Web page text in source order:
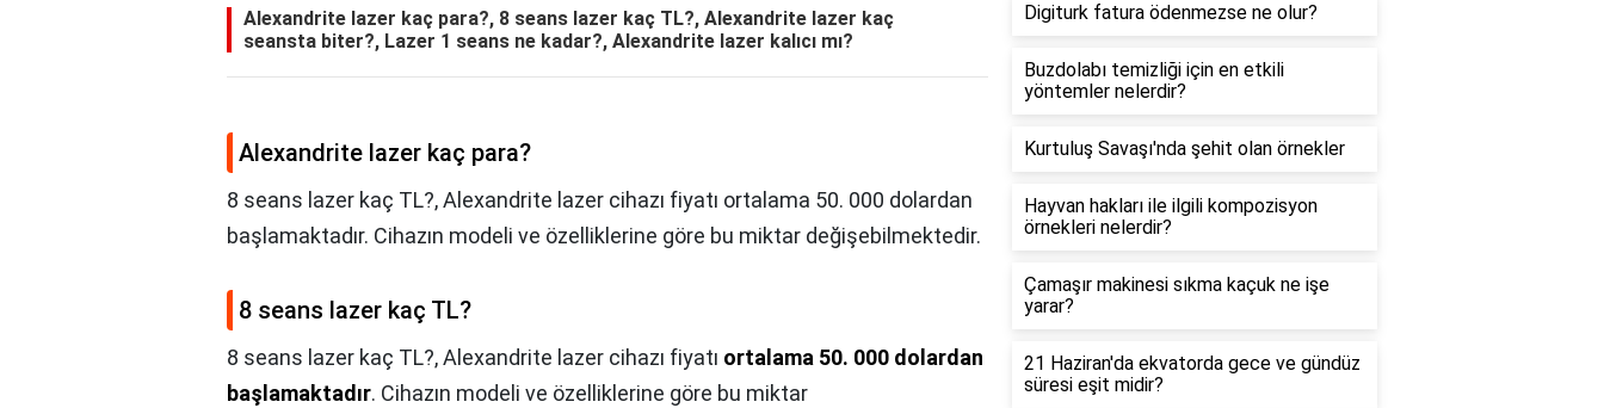
Alexandrite lazer kaç para?, 8 seans lazer kaç TL?, Alexandrite lazer kaç
seansta biter?, Lazer 1 seans ne kadar?, Alexandrite lazer kalıcı mı?
Alexandrite lazer kaç para?
8 seans lazer kaç TL?, Alexandrite lazer cihazı fiyatı ortalama 50. 000 dolardan
başlamaktadır. Cihazın modeli ve özelliklerine göre bu miktar değişebilmektedir.
8 seans lazer kaç TL?
8 seans lazer kaç TL?,Alexandrite lazer cihazı fiyatı ortalama 50. 000 dolardan
başlamaktadır. Cihazın modeli ve özelliklerine göre bu miktar
Digiturk fatura ödenmezse ne olur?
Buzdolabı temizliği için en etkili
yöntemler nelerdir?
Kurtuluş Savaşı'nda şehit olan örnekler
Hayvan hakları ile ilgili kompozisyon
örnekleri nelerdir?
Çamaşır makinesi sıkma kaçuk ne işe
yarar?
21 Haziran'da ekvatorda gece ve gündüz
süresi eşit midir?